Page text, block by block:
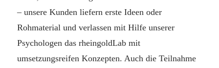
– unsere Kunden liefern erste Ideen oder
Rohmaterial und verlassen mit Hilfe unserer
Psychologen das rheingoldLab mit
umsetzungsreifen Konzepten. Auch die Teilnahme